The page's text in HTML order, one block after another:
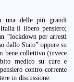
una delle più grandi
il libero pensiero;
“lockdown per arresti
dallo Stato” oppure su
bene collettivo (invece
medico su cure e
contro-corrente
in discussione.